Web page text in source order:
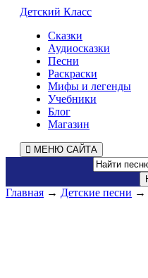
Детский Класс
Сказки
Аудиосказки
Песни
Раскраски
Мифы и легенды
Учебники
Блог
Магазин
МЕНЮ САЙТА
Главная → Детские песни →